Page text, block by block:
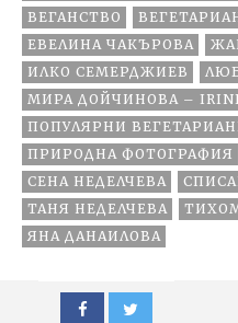
ВЕГАНСТВО
ЕВЕЛИНА ЧАКЪРОВА
ИЛКО СЕМЕРДЖИЕВ
МИРА ДОЙЧИНОВА – IRINI
ПОПУЛЯРНИ
ПРИРОДНА ФОТОГРАФИЯ
СЕНА НЕДЕЛЧЕВА
ТАНЯ НЕДЕЛЧЕВА
ЯНА ДАНАИЛОВА